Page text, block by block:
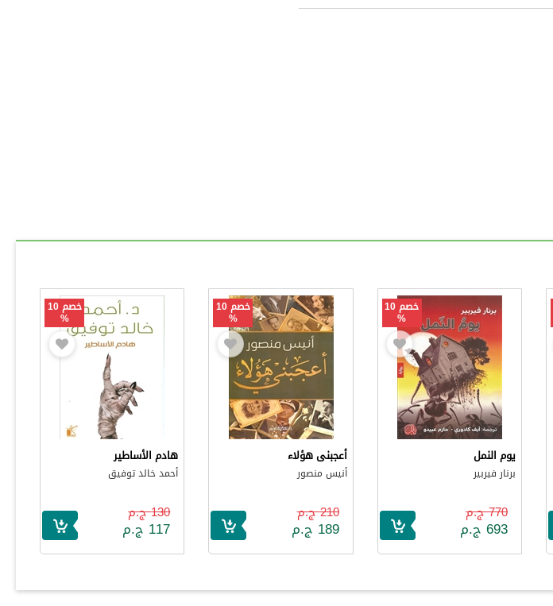
خصم 10
%
يوم النمل
برنار فيربير
770 ج.م
693 ج.م
خصم 10
%
أعجبنى هؤلاء
أنيس منصور
210 ج.م
189 ج.م
خصم 10
%
هادم الأساطير
أحمد خالد توفيق
130 ج.م
117 ج.م